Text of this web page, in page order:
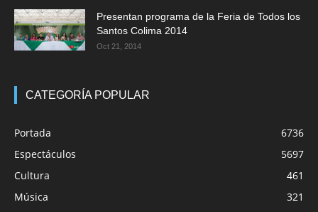
Presentan programa de la Feria de Todos los
Santos Colima 2014
Oct 21, 2014
CATEGORÍA POPULAR
Portada
6736
Espectáculos
5697
Cultura
461
Música
321